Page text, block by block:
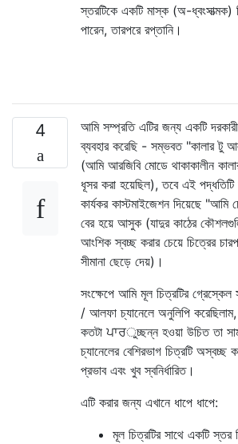
স্তরটিকে একটি মাস্ক (অ-ধ্বংসাত্মক)
পারেন, তারপরে রপ্তানি।
4
আমি সম্প্রতি এটির জন্য একটি
ব্যবহার করেছি - সম্ভবত "কালার টু
(আমি আরজিবি মোডে থাকাকালীন
ধূসর করা হয়েছিল), তবে এই
কার্যকর কাস্টমাইজেশন দিয়েছে "আমি
বের হয়ে আসুক (যাদুর কাঠের
আংশিক স্বচ্ছ করার চেয়ে চিত্রের
সীমানা ছেড়ে দেয়)।
সংক্ষেপে আমি মূল চিত্রটির গ্রেস্কেল
/ আলফা চ্যানেলে অনুলিপি করেছিলাম,
কতটা ਪਾਰুচ্ছন্ন হওয়া উচিত তা
চ্যানেলের বেশিরভাগ চিত্রটি অস্বচ্ছ
প্রভাব এবং খুব স্বনির্ধারিত।
এটি করার জন্য এখানে ধাপে ধাপে:
মূল চিত্রটির সাথে একটি